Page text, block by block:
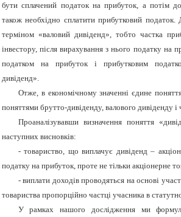
бути сплачений податок на прибуток, а потім
також необхідно сплатити прибутковий податок.
терміном «валовий дивіденд», тобто частка
інвестору, після вирахування з нього податку на
податком на прибуток і прибутковим
дивіденд».
Отже, в економічному значенні єдине
поняттями брутто-дивіденду, валового дивіденду і
Проаналізувавши визначення поняття
наступних висновків:
- товариство, що виплачує дивіденд –
податку на прибуток, проте не тільки акціонерне
- виплати доходів проводяться на основі
товариства пропорційно частці учасника в
У рамках нашого дослідження ми